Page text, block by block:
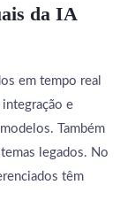
da IA
em tempo real
e
Também
legados. No
têm